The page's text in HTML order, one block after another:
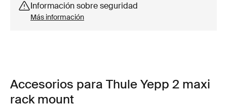
Información sobre seguridad
Más información
Accesorios para Thule Yepp 2 maxi
rack mount